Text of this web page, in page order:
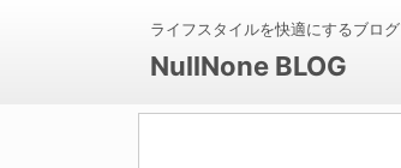
ライフスタイルを快適にするブログ
NullNone BLOG